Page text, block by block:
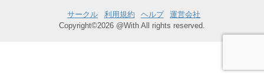
サークル 利用規約 ヘルプ
運営会社
Copyright©2026 @With All rights reserved.